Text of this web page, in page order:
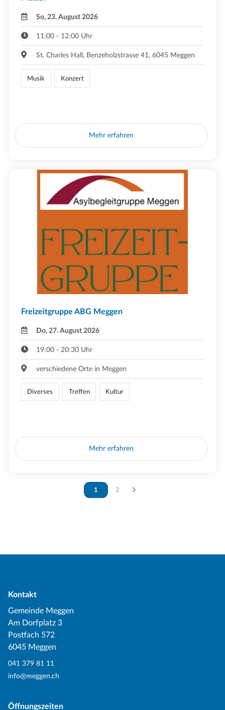
So, 23. August 2026
11:00 - 12:00 Uhr
St. Charles Hall, Benzeholzstrasse 41, 6045 Meggen
Musik Konzert
Mehr erfahren
Freizeitgruppe ABG Meggen
Do, 27. August 2026
19:00 - 20:30 Uhr
verschiedene Orte in Meggen
Diverses Treffen Kultur
Mehr erfahren
Vous êtes sur la page
1 Vous êtes sur la page
2
Kontakt
Gemeinde Meggen
Am Dorfplatz 3
Postfach 572
6045 Meggen
041 379 81 11
info@meggen.ch
Öffnungszeiten